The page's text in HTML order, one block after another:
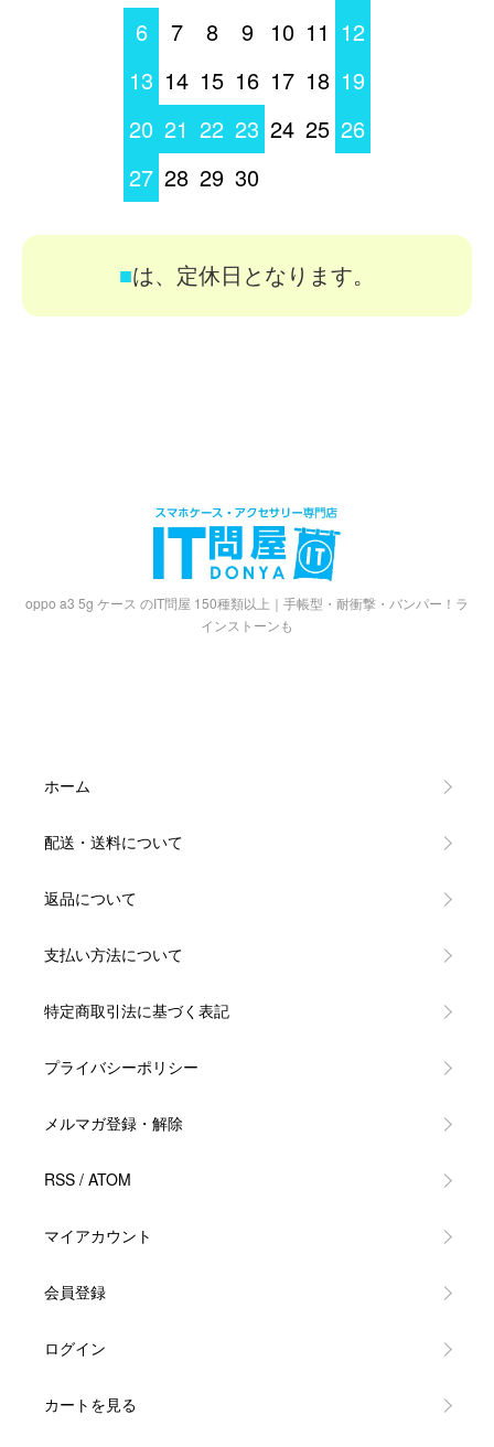
6
7 8 9 10 11 12
13 14 15 16 17 18 19
20 21 22 23 24 25 26
27 28 29 30
■は、定休日となります。
oppo a3 5g ケース のIT問屋 150種類以上｜手帳型・耐衝撃・バンパー！ラ
インストーンも
ホーム
配送・送料について
返品について
支払い方法について
特定商取引法に基づく表記
プライバシーポリシー
メルマガ登録・解除
RSS / ATOM
マイアカウント
会員登録
ログイン
カートを見る